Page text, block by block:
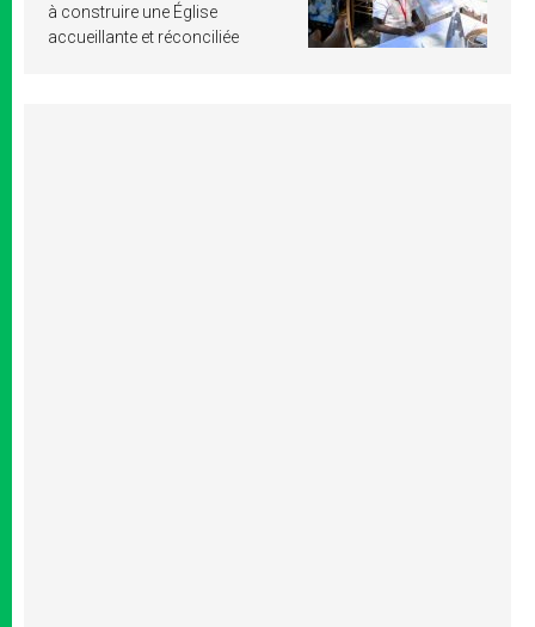
à construire une Église
accueillante et réconciliée